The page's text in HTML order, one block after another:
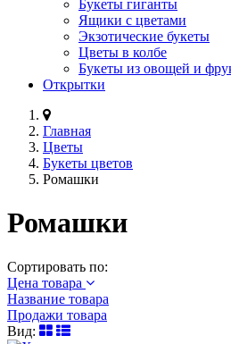
Букеты гиганты
Ящики с цветами
Экзотические букеты
Цветы в колбе
Букеты из овощей и
Открытки
Главная
Цветы
Букеты цветов
Ромашки
Ромашки
Сортировать по:
Цена товара
Название товара
Продажи товара
Вид: